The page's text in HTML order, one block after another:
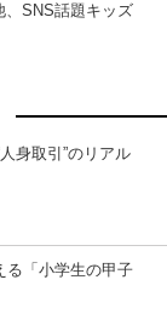
、SNS話題キッズ
身取引”のリアル
る「小学生の甲子